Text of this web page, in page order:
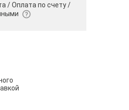
/ Оплата по счету /